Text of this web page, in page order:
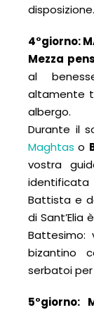
4°giorno:
Mezza
al
altamente
albergo.
Durante il
Maghtas o
vostra
Battista e
di
Battesimo:
bizantino
serbatoi per
5°giorno: